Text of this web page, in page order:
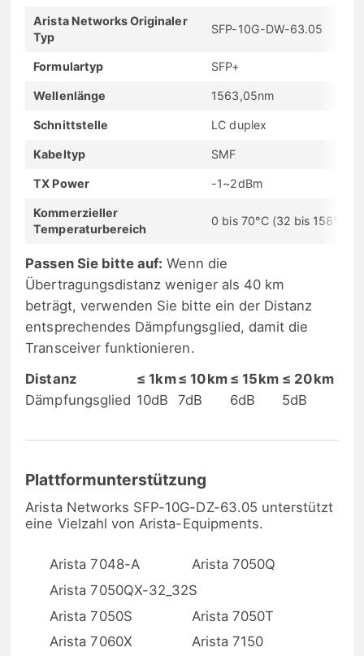
Arista Networks Originaler
Typ
SFP-10G-DW-63.05
Formulartyp SFP+
Wellenlänge 1563,05nm
Schnittstelle LC duplex
Kabeltyp SMF
TX Power -1~2dBm
Kommerzieller
Temperaturbereich
0 bis 70°C (32 bis 158°F)
Passen Sie bitte auf: Wenn die
Übertragungsdistanz weniger als 40 km
beträgt, verwenden Sie bitte ein der Distanz
entsprechendes Dämpfungsglied, damit die
Transceiver funktionieren.
Distanz
≤ 1km≤ 10km ≤ 15km ≤ 20km
Dämpfungsglied 10dB 7dB 6dB 5dB
Plattformunterstützung
Arista Networks SFP-10G-DZ-63.05 unterstützt
eine Vielzahl von Arista-Equipments.
Arista 7048-A
Arista 7050Q
Arista 7050QX-32_32S
Arista 7050S
Arista 7050T
Arista 7060X
Arista 7150